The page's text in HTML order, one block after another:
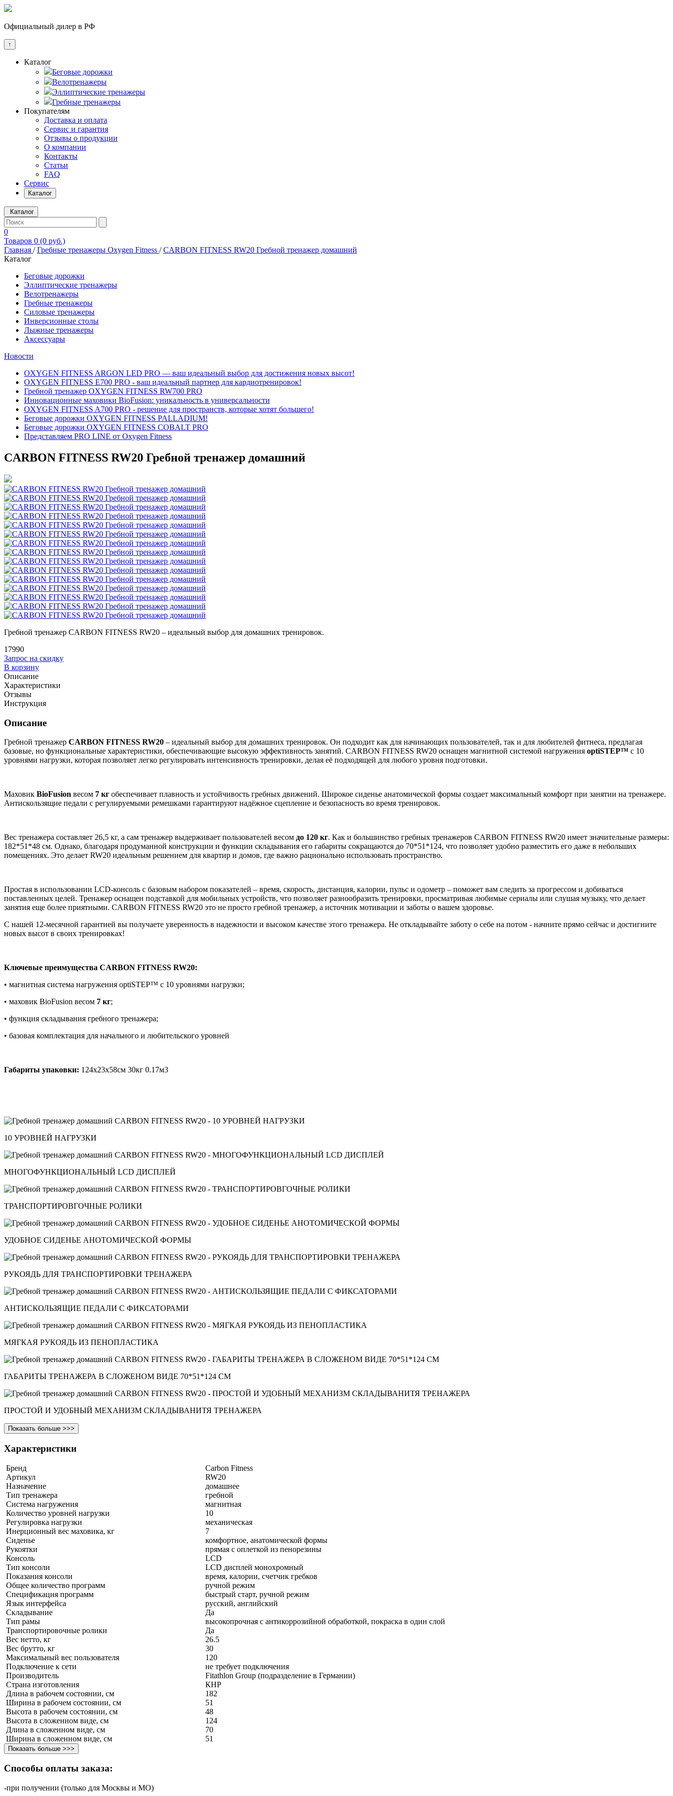
Официальный дилер в РФ
↑
Каталог
Беговые дорожки
Велотренажеры
Эллиптические тренажеры
Гребные тренажеры
Покупателям
Доставка и оплата
Сервис и гарантия
Отзывы о продукции
О компании
Контакты
Статьи
FAQ
Сервис
Каталог
Каталог
0
Товаров 0 (0 руб.)
Главная /Гребные тренажеры Oxygen Fitness /CARBON FITNESS RW20 Гребной тренажер домашний
Каталог
Беговые дорожки
Эллиптические тренажеры
Велотренажеры
Гребные тренажеры
Силовые тренажеры
Инверсионные столы
Лыжные тренажеры
Аксессуары
Новости
OXYGEN FITNESS ARGON LED PRO — ваш идеальный выбор для достижения новых высот!
OXYGEN FITNESS E700 PRO - ваш идеальный партнер для кардиотренировок!
Гребной тренажер OXYGEN FITNESS RW700 PRO
Инновационные маховики BioFusion: уникальность в универсальности
OXYGEN FITNESS A700 PRO - решение для пространств, которые хотят большего!
Беговые дорожки OXYGEN FITNESS PALLADIUM!
Беговые дорожки OXYGEN FITNESS COBALT PRO
Представляем PRO LINE от Oxygen Fitness
CARBON FITNESS RW20 Гребной тренажер домашний
Гребной тренажер CARBON FITNESS RW20 – идеальный выбор для домашних тренировок.
17990
Запрос на скидку
В корзину
Описание
Характеристики
Отзывы
Инструкция
Описание
Гребной тренажер CARBON FITNESS RW20 – идеальный выбор для домашних тренировок. Он подходит как для начинающих пользователей, так и для любителей фитнеса, предлагая
базовые, но функциональные характеристики, обеспечивающие высокую эффективность занятий. CARBON FITNESS RW20 оснащен магнитной системой нагружения optiSTEP™ с 10
уровнями нагрузки, которая позволяет легко регулировать интенсивность тренировки, делая её подходящей для любого уровня подготовки.
Маховик BioFusion весом 7 кг обеспечивает плавность и устойчивость гребных движений. Широкое сиденье анатомической формы создает максимальный комфорт при занятии на тренажере.
Антискользящие педали с регулируемыми ремешками гарантируют надёжное сцепление и безопасность во время тренировок.
Вес тренажера составляет 26,5 кг, а сам тренажер выдерживает пользователей весом до 120 кг. Как и большинство гребных тренажеров CARBON FITNESS RW20 имеет значительные размеры:
182*51*48 см. Однако, благодаря продуманной конструкции и функции складывания его габариты сокращаются до 70*51*124, что позволяет удобно разместить его даже в небольших
помещениях. Это делает RW20 идеальным решением для квартир и домов, где важно рационально использовать пространство.
Простая в использовании LCD-консоль с базовым набором показателей – время, скорость, дистанция, калории, пульс и одометр – поможет вам следить за прогрессом и добиваться
поставленных целей. Тренажер оснащен подставкой для мобильных устройств, что позволяет разнообразить тренировки, просматривая любимые сериалы или слушая музыку, что делает
занятия еще более приятными. CARBON FITNESS RW20 это не просто гребной тренажер, а источник мотивации и заботы о вашем здоровье.
С нашей 12-месячной гарантией вы получаете уверенность в надежности и высоком качестве этого тренажера. Не откладывайте заботу о себе на потом - начните прямо сейчас и достигните
новых высот в своих тренировках!
Ключевые преимущества CARBON FITNESS RW20:
• магнитная система нагружения optiSTEP™ с 10 уровнями нагрузки;
• маховик BioFusion весом 7 кг;
• функция складывания гребного тренажера;
• базовая комплектация для начального и любительского уровней
Габариты упаковки: 124х23х58см 30кг 0.17м3
10 УРОВНЕЙ НАГРУЗКИ
МНОГОФУНКЦИОНАЛЬНЫЙ LCD ДИСПЛЕЙ
ТРАНСПОРТИРОВГОЧНЫЕ РОЛИКИ
УДОБНОЕ СИДЕНЬЕ АНОТОМИЧЕСКОЙ ФОРМЫ
РУКОЯДЬ ДЛЯ ТРАНСПОРТИРОВКИ ТРЕНАЖЕРА
АНТИСКОЛЬЗЯЩИЕ ПЕДАЛИ С ФИКСАТОРАМИ
МЯГКАЯ РУКОЯДЬ ИЗ ПЕНОПЛАСТИКА
ГАБАРИТЫ ТРЕНАЖЕРА В СЛОЖЕНОМ ВИДЕ 70*51*124 СМ
ПРОСТОЙ И УДОБНЫЙ МЕХАНИЗМ СКЛАДЫВАНИТЯ ТРЕНАЖЕРА
Показать больше >>>
Характеристики
Бренд
Carbon Fitness
Артикул
RW20
Назначение
домашнее
Тип тренажера
гребной
Система нагружения
магнитная
Количество уровней нагрузки
10
Регулировка нагрузки
механическая
Инерционный вес маховика, кг
7
Сиденье
комфортное, анатомической формы
Рукоятки
прямая с оплеткой из пенорезины
Консоль
LCD
Тип консоли
LCD дисплей монохромный
Показания консоли
время, калории, счетчик гребков
Общее количество программ
ручной режим
Спецификация программ
быстрый старт, ручной режим
Язык интерфейса
русский, английский
Складывание
Да
Тип рамы
высокопрочная с антикоррозийной обработкой, покраска в один слой
Транспортировочные ролики
Да
Вес нетто, кг
26.5
Вес брутто, кг
30
Максимальный вес пользователя
120
Подключение к сети
не требует подключения
Производитель
Fitathlon Group (подразделение в Германии)
Страна изготовления
КНР
Длина в рабочем состоянии, см
182
Ширина в рабочем состоянии, см
51
Высота в рабочем состоянии, см
48
Высота в сложенном виде, см
124
Длина в сложенном виде, см
70
Ширина в сложенном виде, см
51
Показать больше >>>
Способы оплаты заказа:
-при получении (только для Москвы и МО)